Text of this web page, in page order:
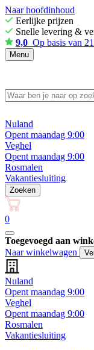
Naar hoofdinhoud
Eerlijke prijzen
Snelle levering &
9,0 Op basis van
Menu
Nuland
Opent maandag 9:00
Veghel
Opent maandag 9:00
Rosmalen
Vakantiesluiting
Zoeken
0
Toegevoegd aan
Naar winkelwagen
Nuland
Opent maandag 9:00
Veghel
Opent maandag 9:00
Rosmalen
Vakantiesluiting